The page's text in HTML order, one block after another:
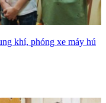
khí, phóng xe máy hú